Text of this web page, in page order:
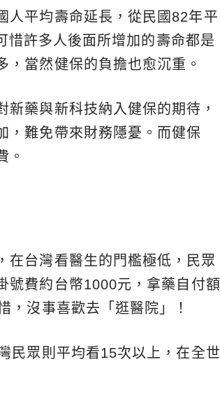
人平均壽命延長，從民國82年平
許多人後面所增加的壽命都是
當然健保的負擔也愈沉重。
藥與新科技納入健保的期待，
，難免帶來財務隱憂。而健保
。
在台灣看醫生的門檻極低，民眾
號費約台幣1000元，拿藥自付額
，沒事喜歡去「逛醫院」！
民眾則平均看15次以上，在全世